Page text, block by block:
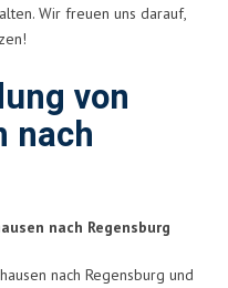
Wir freuen uns darauf,
von
nach
nach Regensburg
nach Regensburg und